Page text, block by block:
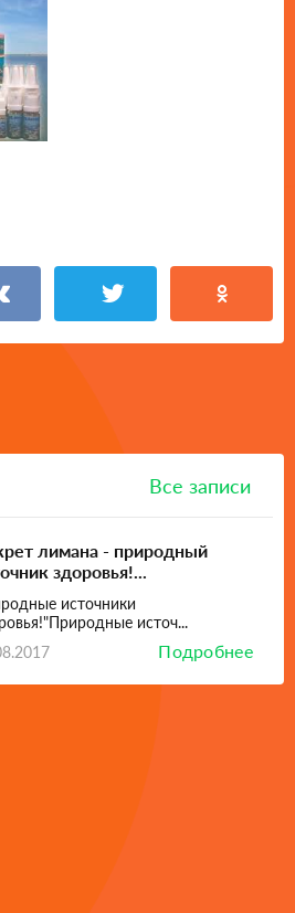
Все записи
лимана - природный
здоровья!...
источники
источ...
Подробнее